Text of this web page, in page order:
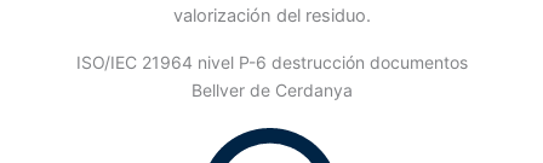
valorización del residuo.
ISO/IEC 21964 nivel P-6 destrucción documentos
Bellver de Cerdanya